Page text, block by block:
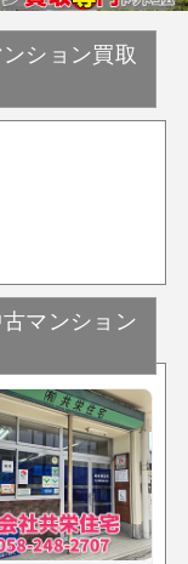
ション買取
マンション